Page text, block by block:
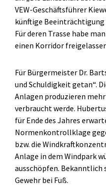
VEW-Geschäftsführer
künftige Beeinträchtigung
Für deren Trasse habe
einen Korridor
Für Bürgermeister Dr.
und Schuldigkeit getan“.
Anlagen produzieren
verbraucht werde.
für Ende des Jahres
Normenkontrollklage
bzw. die
Anlage in dem Windpark
ausschöpfen.
Gewehr bei Fuß.